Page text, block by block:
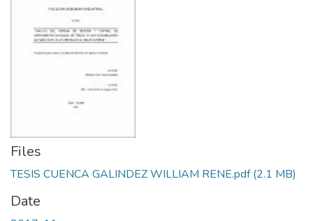
Files
TESIS CUENCA GALINDEZ WILLIAM RENE.pdf(2.1 MB)
Date